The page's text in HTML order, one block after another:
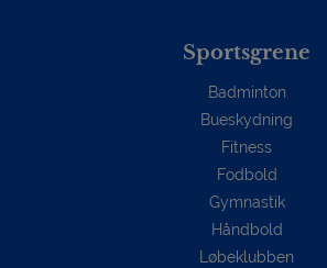
Sportsgrene
Badminton
Bueskydning
Fitness
Fodbold
Gymnastik
Håndbold
Løbeklubben